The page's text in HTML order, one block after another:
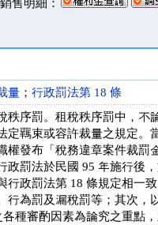
銷售明細：
量 ； 行政罰法第 18 條
序罰。租稅秩序罰中，不
羈束或容許裁量之規定。
發布「稅務違章案件裁罰
罰法於民國 95 年施行後
政罰法第 18 條規定相一
為罰及漏稅罰等；其次，
種審酌因素為論究之重點